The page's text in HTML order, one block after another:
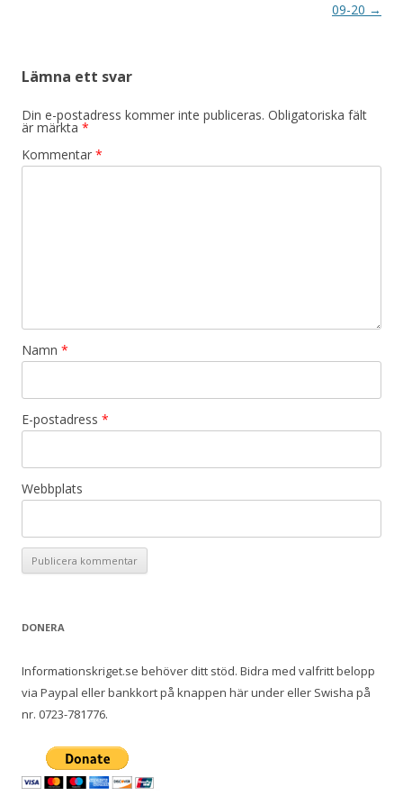
09-20 →
Lämna ett svar
Din e-postadress kommer inte publiceras. Obligatoriska fält
är märkta *
Kommentar *
Namn *
E-postadress *
Webbplats
DONERA
Informationskriget.se behöver ditt stöd. Bidra med valfritt belopp
via Paypal eller bankkort på knappen här under eller Swisha på
nr. 0723-781776.